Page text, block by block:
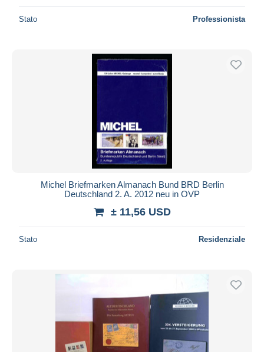
Stato Professionista
Michel Briefmarken Almanach Bund BRD Berlin
Deutschland 2. A. 2012 neu in OVP
± 11,56 USD
Stato Residenziale